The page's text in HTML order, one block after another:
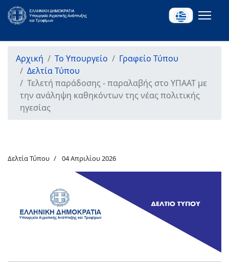
Αρχική Το Υπουργείο
Γραφείο Τύπου
Δελτία Τύπου
Τελετή παράδοσης - παραλαβής στο ΥΠΑΑΤ με
την ανάληψη καθηκόντων της νέας πολιτικής
ηγεσίας
Δελτία Τύπου 04 Απριλίου 2026